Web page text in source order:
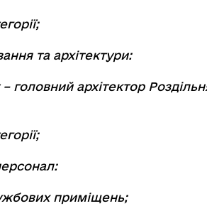
та архітектури:
головний архітектор
приміщень;